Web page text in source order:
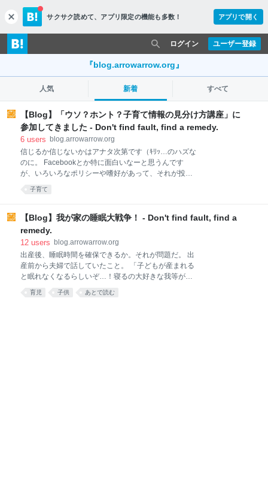
c
l
o
s
サクサク読めて、 アプリ限定の機能も多数！ アプリで開く
ユーザー登録
ログイン
『blog.arrowarrow.org』
人気 新着 すべて
【Blog】「ウソ？ホント？子育て情報の見分け方講座」に
参加してきました - Don't find fault, find a remedy.
6 users blog.arrowarrow.org
信じるか信じないかはアナタ次第です（ｷﾘｯ…のハズな
のに。 Facebookとか特に面白いなーと思うんです
が、いろいろなポリシーや嗜好があって、それが投稿
に出るじゃないですか。（私の4年前くらいの投稿と
かモテキの話しかしてなくてだな…今実はバクマン。
これは余談）んで、かなり強いキャッチを目にする訳
です。『砂糖は白い悪魔だ！』とか『マーガリンは絶
対悪だ！』とか『母乳育児じゃない子は性格が荒くな
うんですが、でも見ちゃうとモヤモヤするんですよ。
「根拠あったらどうしよう…」「言いすぎだと思って
る自分にも大して根拠ないじゃん…」とか思っちゃう
んですよ。特に子育てなんかしてると初めての経験ば
子育て
【Blog】我が家の睡眠大戦争！ - Don't find fault, find a
remedy.
12 users blog.arrowarrow.org
出産後、睡眠時間を確保できるか。それが問題だ。 出
産前から夫婦で話していたこと。 「子どもが産まれる
と眠れなくなるらしいぞ…！寝るの大好きな我等がそ
の生活に我慢できるのか？！嫌無理だ！！！」 早々と
出た結論に対して、さてどうしたもんかと作戦会議が
育児 子供 あとで読む